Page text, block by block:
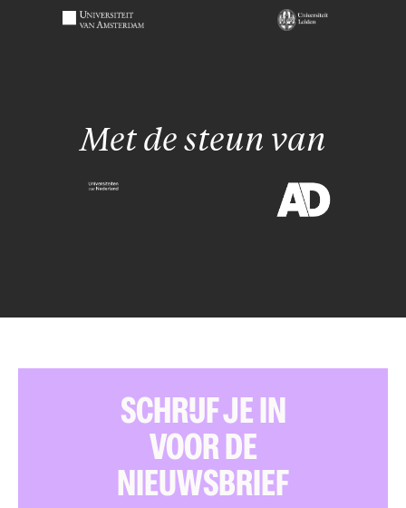
Met de steun van
SCHRIJF JE IN
VOOR DE
NIEUWSBRIEF